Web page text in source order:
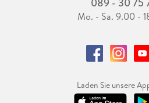
Mo. - Sa. 9.00 -
Laden Sie unsere